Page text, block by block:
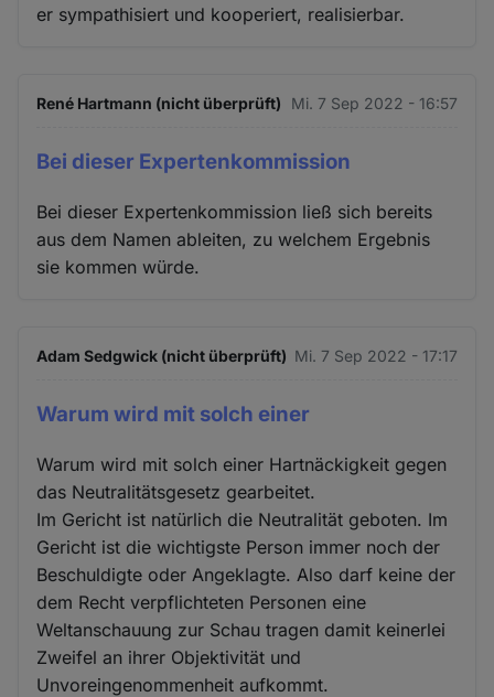
er sympathisiert und kooperiert, realisierbar.
René Hartmann (nicht überprüft) Mi. 7 Sep 2022 - 16:57
Bei dieser Expertenkommission
Bei dieser Expertenkommission ließ sich bereits
aus dem Namen ableiten, zu welchem Ergebnis
sie kommen würde.
Adam Sedgwick (nicht überprüft) Mi. 7 Sep 2022 - 17:17
Warum wird mit solch einer
Warum wird mit solch einer Hartnäckigkeit gegen
das Neutralitätsgesetz gearbeitet.
Im Gericht ist natürlich die Neutralität geboten. Im
Gericht ist die wichtigste Person immer noch der
Beschuldigte oder Angeklagte. Also darf keine der
dem Recht verpflichteten Personen eine
Weltanschauung zur Schau tragen damit keinerlei
Zweifel an ihrer Objektivität und
Unvoreingenommenheit aufkommt.